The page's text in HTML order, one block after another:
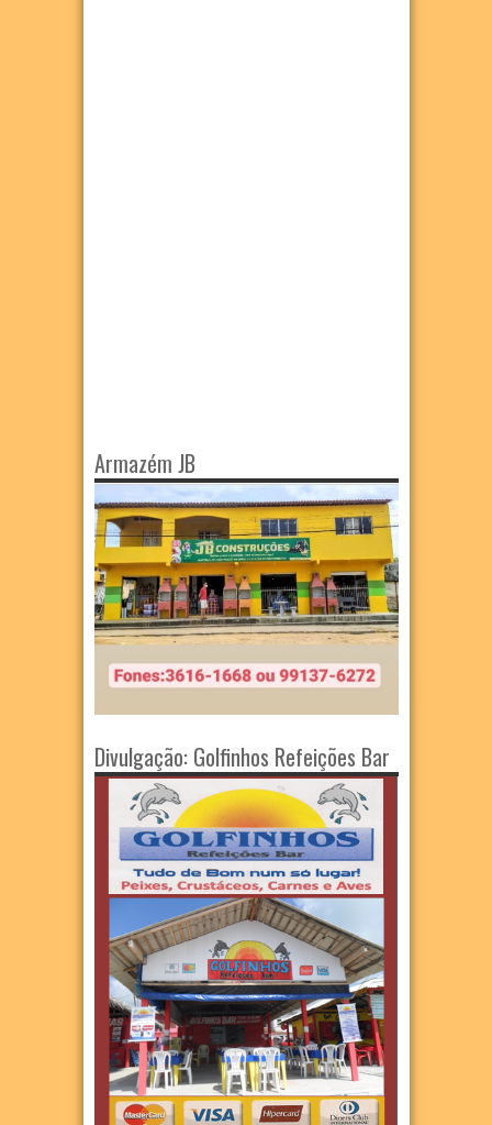
Armazém JB
Divulgação: Golfinhos Refeições Bar